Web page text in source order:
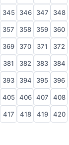
345 346 347 348
357 358 359 360
369 370 371 372
381 382 383 384
393 394 395 396
405 406 407 408
417 418 419 420